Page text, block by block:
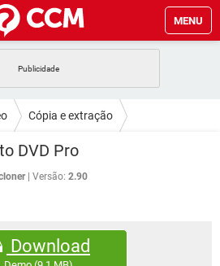
MENU
FACEBOOK
EXCEL
GMAIL
WHATSAPP
EXCEL
GMAIL
FACEBOOK
WHATSAPP
Cópia e extração
DVD Pro
Versão: 2.90
Download